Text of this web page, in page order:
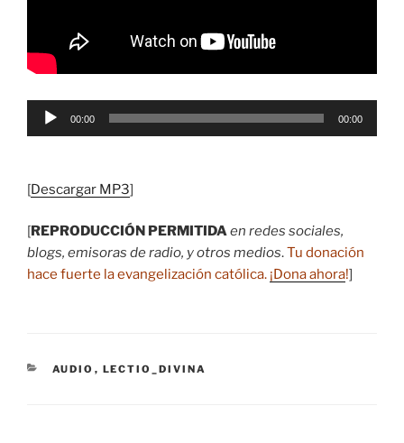
Reproductor
00:00 00:00
[Descargar MP3]
[REPRODUCCIÓN PERMITIDAen redes sociales,
blogs, emisoras de radio, y otros medios.Tu donación
hace fuerte la evangelización católica. ¡Dona ahora!]
CATEGORÍAS
AUDIO , LECTIO_DIVINA